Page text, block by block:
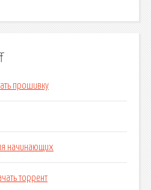
прошивку
начинающих
торрент